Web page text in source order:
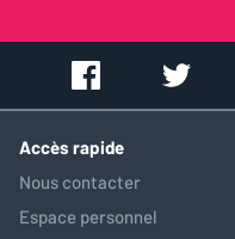
Accès rapide
Nous contacter
Espace personnel